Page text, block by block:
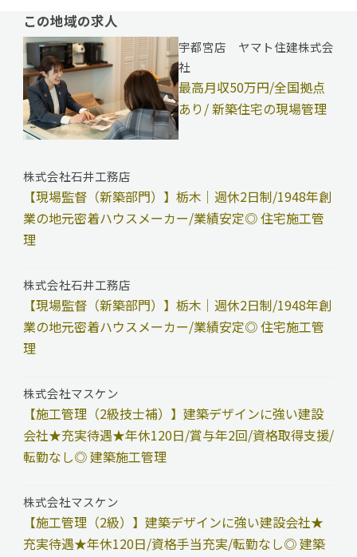
この地域の求人
宇都宮店 ヤマト住建株式会
社
最高月収50万円/全国拠点
あり/ 新築住宅の現場管理
株式会社石井工務店
【現場監督（新築部門）】栃木｜週休2日制/1948年創
業の地元密着ハウスメーカー/業績安定◎ 住宅施工管
理
株式会社石井工務店
【現場監督（新築部門）】栃木｜週休2日制/1948年創
業の地元密着ハウスメーカー/業績安定◎ 住宅施工管
理
株式会社マスケン
【施工管理（2級技士補）】建築デザインに強い建設
会社★充実待遇★年休120日/賞与年2回/資格取得支援/
転勤なし◎ 建築施工管理
株式会社マスケン
【施工管理（2級）】建築デザインに強い建設会社★
充実待遇★年休120日/資格手当充実/転勤なし◎ 建築